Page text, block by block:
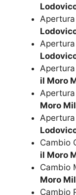
il Moro
Moro
Cambio
il Moro
Cambio
Moro
Cambio